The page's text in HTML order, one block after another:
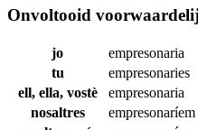
Onvoltooid
jo
empresonaria
tu
empresonaries
ell, ella, vostè
empresonaria
nosaltres
empresonaríem